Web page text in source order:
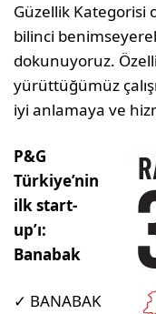
Güzellik Kategorisi
bilinci
dokunuyoruz.
yürüttüğümüz
iyi anlamaya ve
P&G
Türkiye’nin
ilk start-
up’ı:
Banabak
✓ BANABAK